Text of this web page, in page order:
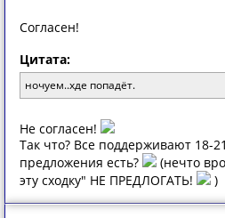
Согласен!
Цитата:
ночуем..хде попадёт.
Не согласен!
Так что? Все поддерживают 18-
предложения есть?
(нечто
эту сходку" НЕ ПРЕДЛОГАТЬ!
)